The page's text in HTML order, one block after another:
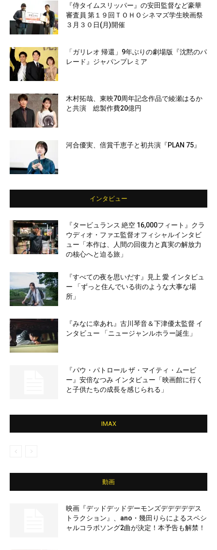
『侍タイムスリッパー』の安田監督など豪華
審査員 第１９回ＴＯＨＯシネマズ学生映画祭
３月３０日(月)開催
「ガリレオ 帰還」9年ぶりの劇場版『沈黙のパ
レード』ジャパンプレミア
木村拓哉、東映70周年記念作品で綾瀬はるか
と共演 総製作費20億円
河合優実、倍賞千恵子と初共演『PLAN 75』
インタビュー
『タービュランス 絶空 16,000フィート』クラ
ウディオ・ファエ監督オフィシャルインタビ
ュー「本作は、人間の回復力と真実の解放力
の核心へと迫る旅」
『すべての夜を思いだす』見上 愛 インタビュ
ー 「ずっと住んでいる街のような大事な場
所」
『みなに幸あれ』古川琴音＆下津優太監督 イ
ンタビュー 「ニュージャンルホラー誕生」
『パウ・パトロール ザ・マイティ・ムービ
ー』安倍なつみ インタビュー「映画館に行く
と子供たちの成長を感じられる」
IMAX
動画
映画『デッドデッドデーモンズデデデデデス
トラクション』、ano・幾田りらによるスペシ
ャルコラボソング2曲が決定！本予告も解禁！